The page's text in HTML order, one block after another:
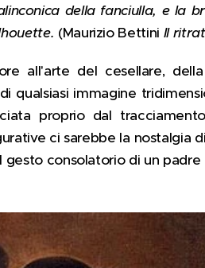
della fanciulla, e la
(Maurizio Bettini Il
all'arte del cesellare,
qualsiasi immagine
proprio dal
ci sarebbe la nostalgia
gesto consolatorio di un